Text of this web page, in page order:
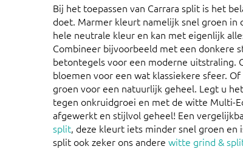
Bij het toepassen van Carrara split is het
doet. Marmer kleurt namelijk snel groen in
hele neutrale kleur en kan met eigenlijk
Combineer bijvoorbeeld met een donkere
betontegels voor een moderne uitstraling.
bloemen voor een wat klassiekere sfeer.
groen voor een natuurlijk geheel. Legt u
tegen onkruidgroei en met de witte Multi-
afgewerkt en stijlvol geheel! Een
split, deze kleurt iets minder snel groen en
split ook zeker ons andere witte grind &